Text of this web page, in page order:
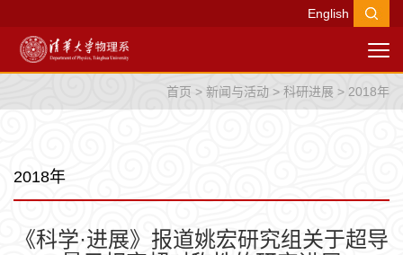
English
首页 > 新闻与活动 > 科研进展 > 2018年
2018年
《科学·进展》报道姚宏研究组关于超导